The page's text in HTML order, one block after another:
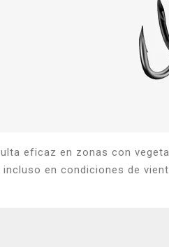
eficaz en zonas con
en condiciones de